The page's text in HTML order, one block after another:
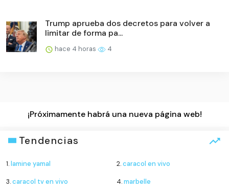
Trump aprueba dos decretos para volver a
limitar de forma pa...
hace 4 horas 4
¡Próximamente habrá una nueva página web!
Tendencias
1.lamine yamal 2.caracol en vivo
3.caracol tv en vivo 4.marbelle